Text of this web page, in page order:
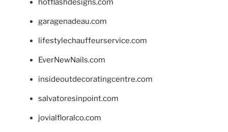
hotflashdesigns.com
garagenadeau.com
lifestylechauffeurservice.com
EverNewNails.com
insideoutdecoratingcentre.com
salvatoresinpoint.com
jovialfloralco.com